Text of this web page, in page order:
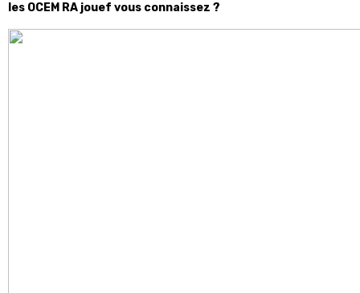
les OCEM RA jouef vous connaissez ?